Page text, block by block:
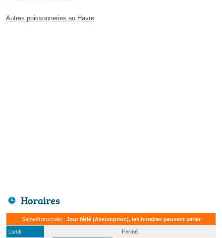
Autres poissonneries au Havre
Horaires
Samedi prochain : Jour férié (Assomption), les horaires peuvent varier
Lundi
Fermé